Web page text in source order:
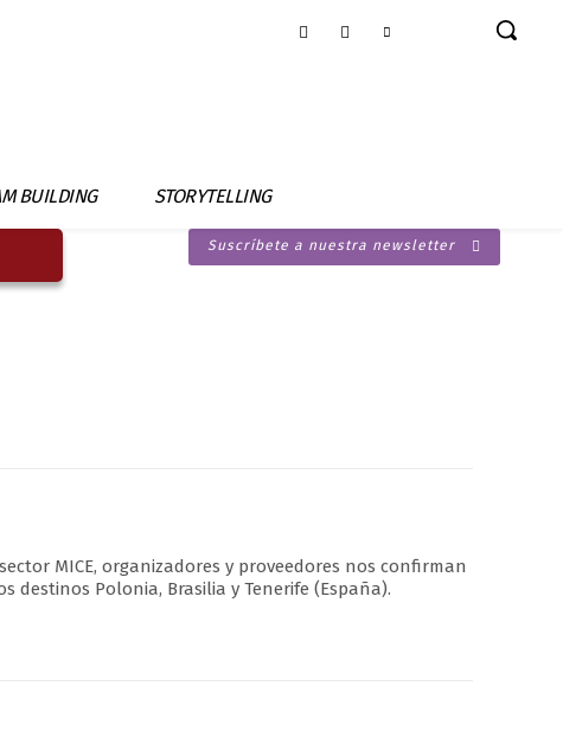
BUILDING STORYTELLING
Suscríbete a nuestra newsletter
MICE, organizadores y proveedores nos confirman
destinos Polonia, Brasilia y Tenerife (España).